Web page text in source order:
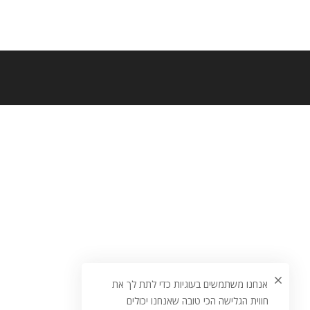
אנחנו משתמשים בעוגיות כדי לתת לך את
חווית הגלישה הכי טובה שאנחנו יכולים